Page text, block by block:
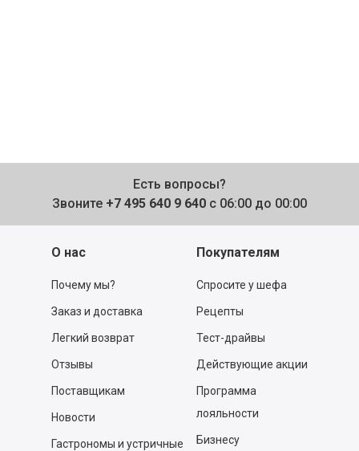
Есть вопросы?
Звоните +7 495 640 9 640 с 06:00 до 00:00
О нас
Почему мы?
Заказ и доставка
Легкий возврат
Отзывы
Поставщикам
Новости
Гастрономы и устричные
Покупателям
Спросите у шефа
Рецепты
Тест-драйвы
Действующие акции
Программа
лояльности
Бизнесу